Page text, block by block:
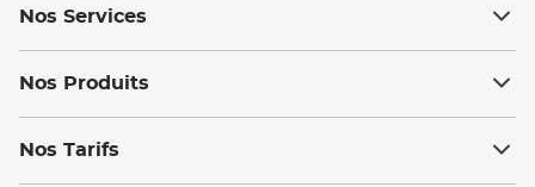
Nos Services
Nos Produits
Nos Tarifs